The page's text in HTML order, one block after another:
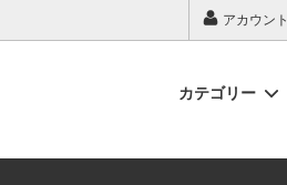
アカウント
カテゴリー